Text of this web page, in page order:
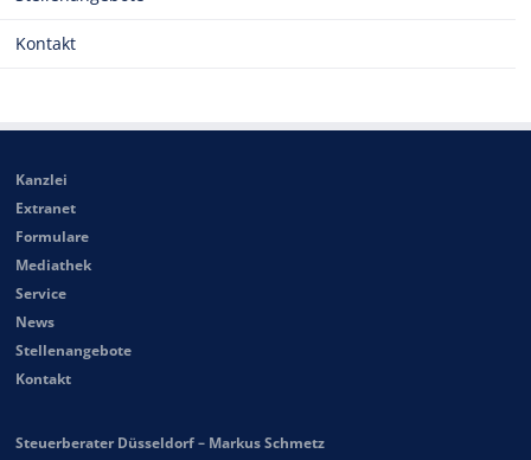
Kontakt
Kanzlei
Extranet
Formulare
Mediathek
Service
News
Stellenangebote
Kontakt
Steuerberater Düsseldorf – Markus Schmetz